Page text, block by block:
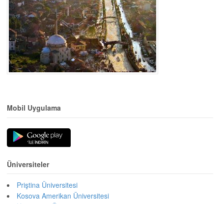
Mobil Uygulama
Üniversiteler
Priştina Üniversitesi
Kosova Amerikan Üniversitesi